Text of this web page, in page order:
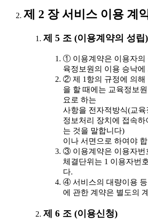
제 2 장 서비스 이용 계
제 5 조 (이용계약의 성립)
① 이용계약은 이용자의
육정보원의 이용 승낙
② 제 1항의 규정에 의해
을 할 때에는 교육정보
요로 하는
사항을 전자적방식(교
정보처리 장치에 접속
는 것을 말합니다)
이나 서면으로 하여야
③ 이용계약은 이용자번
체결단위는 1 이용자번
다.
④ 서비스의 대량이용
에 관한 계약은 별도의
제 6 조 (이용신청)